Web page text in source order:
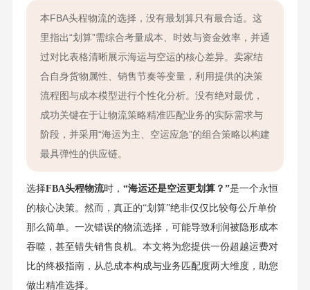
本FBA头程物流的选择，没有最划算只有最合适。这
里指出“划算”需综合考量成本、时效与资金效率，并通
过对比表格清晰展示海运与空运的核心差异。卖家结
合自身货物属性、销售节奏等变量，利用提供的决策
流程图与成本模型进行个性化分析。没有绝对最优，
成功关键在于让物流策略精准匹配业务的实际需求与
阶段，并采用“海运为主、空运应急”的组合策略以构建
最具弹性的供应链。
选择FBA头程物流时， “海运还是空运更划算？”是一个永恒
的核心决策。然而，真正的“划算”绝非仅仅比较每公斤单价
那么简单。一次错误的物流选择，可能导致利润被隐形成本
吞噬，甚至错失销售良机。本文将为您提供一份超越运费对
比的终极指南，从总成本构成与业务匹配度两大维度，助您
做出精准选择。